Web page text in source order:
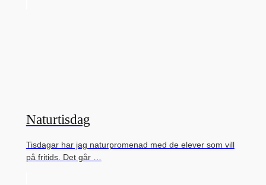
Naturtisdag
Tisdagar har jag naturpromenad med de elever som vill
på fritids. Det går …